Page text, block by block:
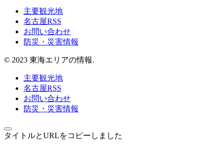
主要観光地
名古屋RSS
お問い合わせ
防災・災害情報
© 2023 東海エリアの情報.
主要観光地
名古屋RSS
お問い合わせ
防災・災害情報
タイトルとURLをコピーしました